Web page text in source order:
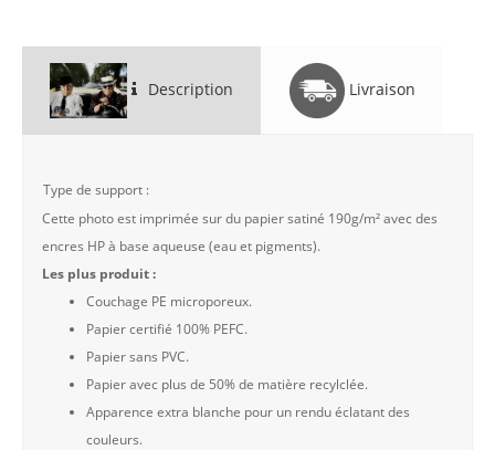
Description Livraison
Type de support :
Cette photo est imprimée sur du papier satiné 190g/m² avec des
encres HP à base aqueuse (eau et pigments).
Les plus produit :
Couchage PE microporeux.
Papier certifié 100% PEFC.
Papier sans PVC.
Papier avec plus de 50% de matière recylclée.
Apparence extra blanche pour un rendu éclatant des
couleurs.